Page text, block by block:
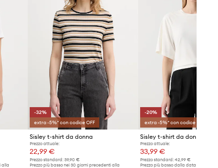
alla
-32%
extra -5%* con codice OFF
Sisley t-shirt da donna
Prezzo attuale:
22,99 €
Prezzo standard:39,90 €
Prezzo più basso nei 30 giorni precedenti alla
-20%
extra -5%* con codice OFF
Sisley t-shirt da donna con
Prezzo attuale:
33,99 €
Prezzo standard: 42,99 €
Prezzo più basso dalla data di lancio: